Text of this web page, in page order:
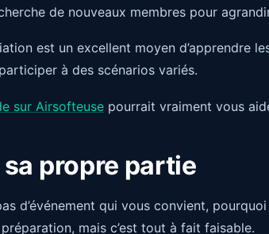
de nouveaux membres pour
est un excellent moyen d’apprendre
à des scénarios variés.
sur Airsofteuse pourrait vraiment vous
propre partie
d’événement qui vous convient,
mais c’est tout à fait faisable.